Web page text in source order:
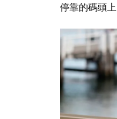
停靠的碼頭